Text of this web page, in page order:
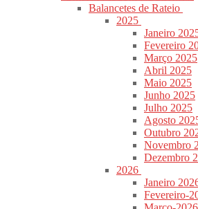
Balancetes de Rateio
2025
Janeiro
Fevereiro
Março 2025
Abril 2025
Maio 2025
Junho 2025
Julho 2025
Agosto
Outubro
Novembro
Dezembro
2026
Janeiro
Fevereiro-